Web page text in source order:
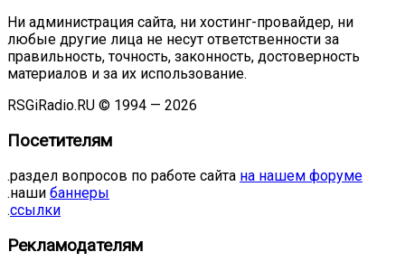
Ни администрация сайта, ни хостинг-провайдер, ни
любые другие лица не несут ответственности за
правильность, точность, законность, достоверность
материалов и за их использование.
RSGiRadio.RU © 1994 — 2026
Посетителям
.раздел вопросов по работе сайта на нашем форуме
.наши баннеры
.ссылки
Рекламодателям